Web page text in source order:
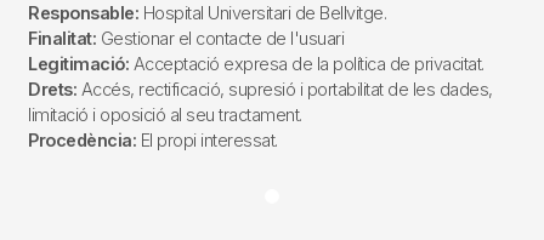
Responsable: Hospital Universitari de Bellvitge.
Finalitat: Gestionar el contacte de l'usuari
Legitimació: Acceptació expresa de la política de privacitat.
Drets: Accés, rectificació, supresió i portabilitat de les dades,
limitació i oposició al seu tractament.
Procedència: El propi interessat.